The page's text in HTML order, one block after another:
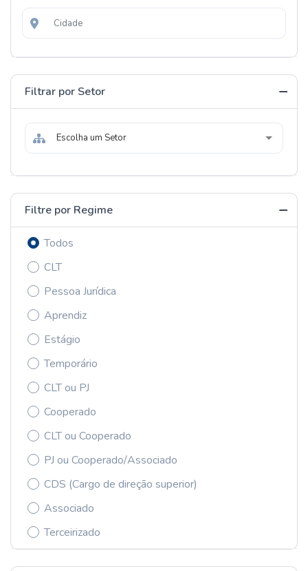
Filtrar por Setor
Escolha um Setor
Filtre por Regime
Todos
CLT
Pessoa Jurídica
Aprendiz
Estágio
Temporário
CLT ou PJ
Cooperado
CLT ou Cooperado
PJ ou Cooperado/Associado
CDS (Cargo de direção superior)
Associado
Terceirizado